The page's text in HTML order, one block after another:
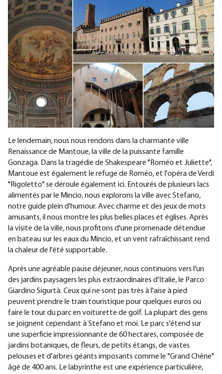
Le lendemain, nous nous rendons dans la charmante ville
Renaissance de Mantoue, la ville de la puissante famille
Gonzaga. Dans la tragédie de Shakespeare "Roméo et Juliette",
Mantoue est également le refuge de Roméo, et l'opéra de Verdi
"Rigoletto" se déroule également ici. Entourés de plusieurs lacs
alimentés par le Mincio, nous explorons la ville avec Stefano,
notre guide plein d'humour. Avec charme et des jeux de mots
amusants, il nous montre les plus belles places et églises. Après
la visite de la ville, nous profitons d'une promenade détendue
en bateau sur les eaux du Mincio, et un vent rafraîchissant rend
la chaleur de l'été supportable.
Après une agréable pause déjeuner, nous continuons vers l'un
des jardins paysagers les plus extraordinaires d'Italie, le Parco
Giardino Sigurtà. Ceux qui ne sont pas très à l'aise à pied
peuvent prendre le train touristique pour quelques euros ou
faire le tour du parc en voiturette de golf. La plupart des gens
se joignent cependant à Stefano et moi. Le parc s'étend sur
une superficie impressionnante de 60 hectares, composée de
jardins botaniques, de fleurs, de petits étangs, de vastes
pelouses et d'arbres géants imposants comme le "Grand Chêne"
âgé de 400 ans. Le labyrinthe est une expérience particulière,